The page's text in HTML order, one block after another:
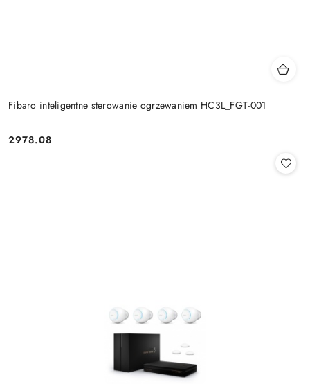
Fibaro inteligentne sterowanie ogrzewaniem HC3L_FGT-001
Cena:
2978.08